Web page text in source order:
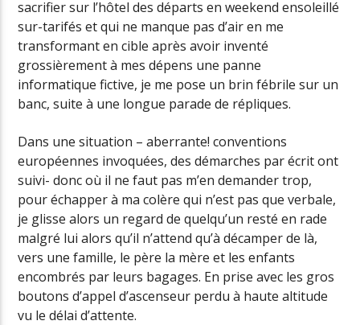
sacrifier sur l’hôtel des départs en weekend ensoleillé
sur-tarifés et qui ne manque pas d’air en me
transformant en cible après avoir inventé
grossièrement à mes dépens une panne
informatique fictive, je me pose un brin fébrile sur un
banc, suite à une longue parade de répliques.
Dans une situation – aberrante! conventions
européennes invoquées, des démarches par écrit ont
suivi- donc où il ne faut pas m’en demander trop,
pour échapper à ma colère qui n’est pas que verbale,
je glisse alors un regard de quelqu’un resté en rade
malgré lui alors qu’il n’attend qu’à décamper de là,
vers une famille, le père la mère et les enfants
encombrés par leurs bagages. En prise avec les gros
boutons d’appel d’ascenseur perdu à haute altitude
vu le délai d’attente.